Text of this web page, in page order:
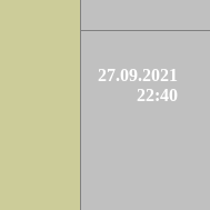
27.09.2021
22:40